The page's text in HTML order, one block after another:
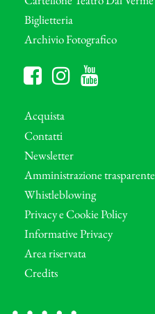
Biglietteria
Archivio Fotografico
Acquista
Contatti
Newsletter
Amministrazione trasparente
Whistleblowing
Privacy e Cookie Policy
Informative Privacy
Area riservata
Credits